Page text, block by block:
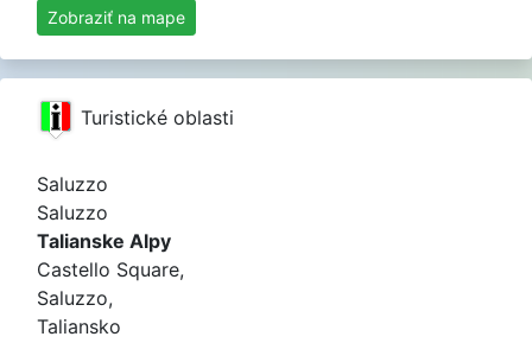
Zobraziť na mape
Turistické oblasti
Saluzzo
Saluzzo
Talianske Alpy
Castello Square,
Saluzzo,
Taliansko